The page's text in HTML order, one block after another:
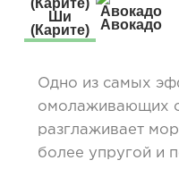
Ши
(Карите)
Авокадо
Одно из самых
омолаживающих
разглаживает
более упругой и